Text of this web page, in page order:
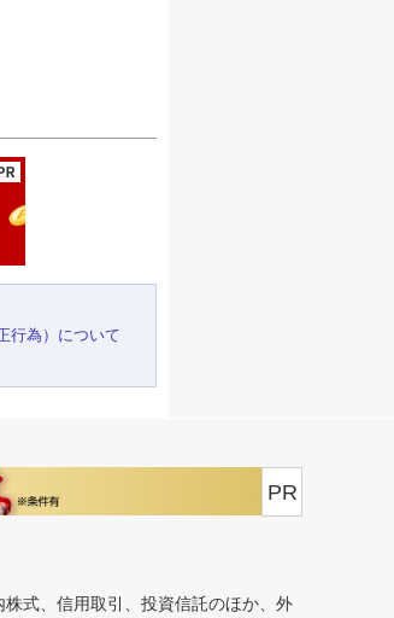
行為）について
PR
式、信用取引、投資信託のほか、外